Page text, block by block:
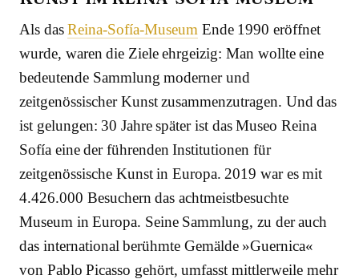
Als dasReina-Sofía-Museum Ende 1990 eröffnet
wurde, waren die Ziele ehrgeizig: Man wollte eine
bedeutende Sammlung moderner und
zeitgenössischer Kunst zusammenzutragen. Und das
ist gelungen: 30 Jahre später ist das Museo Reina
Sofía eine der führenden Institutionen für
zeitgenössische Kunst in Europa. 2019 war es mit
4.426.000 Besuchern das achtmeistbesuchte
Museum in Europa. Seine Sammlung, zu der auch
das international berühmte Gemälde »Guernica«
von Pablo Picasso gehört, umfasst mittlerweile mehr